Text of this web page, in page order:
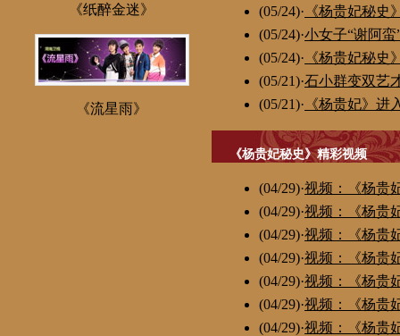
《纸醉金迷》
《流星雨》
(05/24)· 《杨贵妃秘史
(05/24)·小女子“谢阿
(05/24)· 《杨贵妃秘史
(05/21)·石小群变双艺
(05/21)· 《杨贵妃》进
《杨贵妃秘史》精彩视频
(04/29)·视频：《杨贵
(04/29)·视频：《杨贵
(04/29)·视频：《杨贵
(04/29)·视频：《杨贵
(04/29)·视频：《杨贵
(04/29)·视频：《杨贵
(04/29)·视频：《杨贵